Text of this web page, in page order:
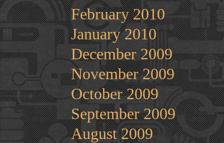
February 2010
January 2010
December 2009
November 2009
October 2009
September 2009
August 2009